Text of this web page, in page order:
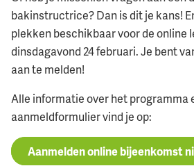
bakinstructrice? Dan is dit je kans!
plekken beschikbaar voor de online
dinsdagavond 24 februari. Je bent
aan te melden!
Alle informatie over het programma
aanmeldformulier vind je op:
Aanmelden online bijeenkomst